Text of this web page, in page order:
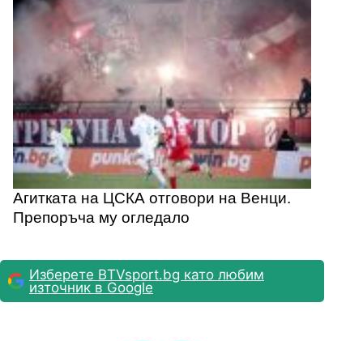
Агитката на ЦСКА отговори на Венци.
Препоръча му огледало
Изберете BTVsport.bg като любим
източник в Google